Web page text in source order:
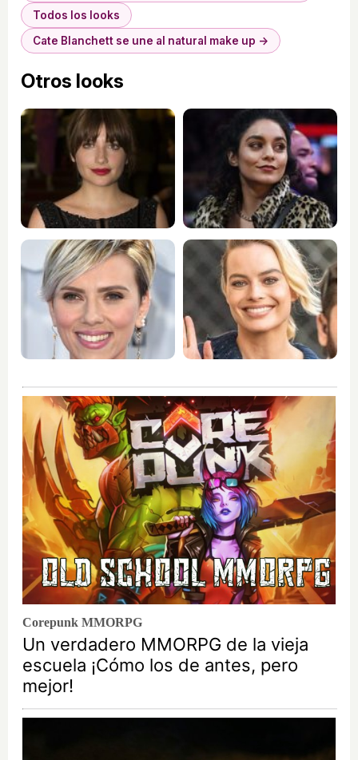
Todos los looks
Cate Blanchett se une al natural make up →
Otros looks
Corepunk MMORPG
Un verdadero MMORPG de la vieja
escuela ¡Cómo los de antes, pero
mejor!